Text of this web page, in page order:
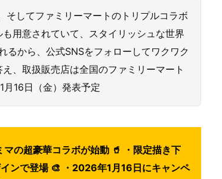
そしてファミリーマートのトリプルコラボ
用意されていて、スタイリッシュな世界
るから、公式SNSをフォローしてワクワク
、取扱販売店は全国のファミリーマート
16日（金）発表予定
の超豪華コラボが始動 🥤 ・限定描き下
ンで登場 🎨 ・2026年1月16日にキャンペ